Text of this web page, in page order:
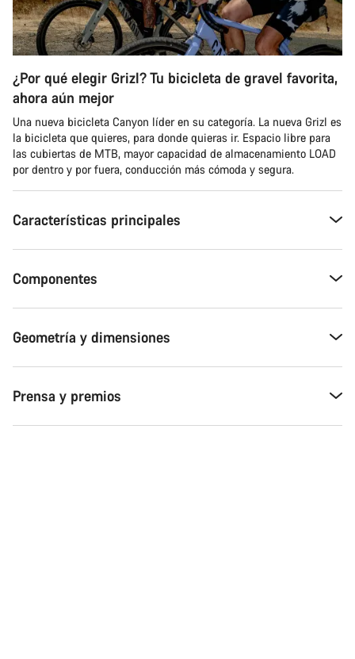
¿Por qué elegir Grizl? Tu bicicleta de gravel favorita,
ahora aún mejor
Una nueva bicicleta Canyon líder en su categoría. La nueva Grizl es
la bicicleta que quieres, para donde quieras ir. Espacio libre para
las cubiertas de MTB, mayor capacidad de almacenamiento LOAD
por dentro y por fuera, conducción más cómoda y segura.
Características principales
Componentes
Geometría y dimensiones
Prensa y premios